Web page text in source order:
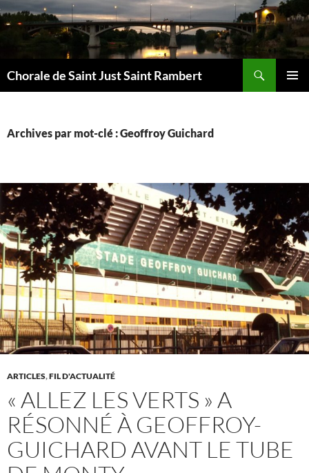
Aller
au
contenu
Chorale de Saint Just Saint Rambert
Archives par mot-clé : Geoffroy Guichard
ARTICLES,FIL D'ACTUALITÉ
« ALLEZ LES VERTS » A
RÉSONNÉ À GEOFFROY-
GUICHARD AVANT LE TUBE